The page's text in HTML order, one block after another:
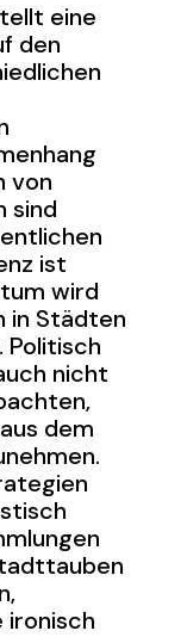
eine
den
von
sind
ist
wird
in Städten
Politisch
nicht
dem
ironisch